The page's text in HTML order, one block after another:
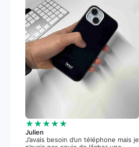
★★★★★
Julien
J’avais besoin d’un téléphone mais je